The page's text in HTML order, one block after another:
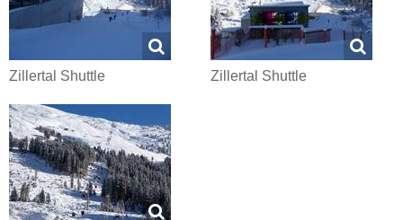
Zillertal Shuttle Zillertal Shuttle